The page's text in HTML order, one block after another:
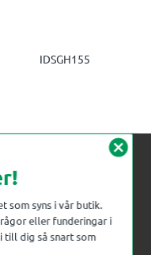
IDSGH155
cancel
som syns i vår butik.
eller funderingar i
till dig så snart som